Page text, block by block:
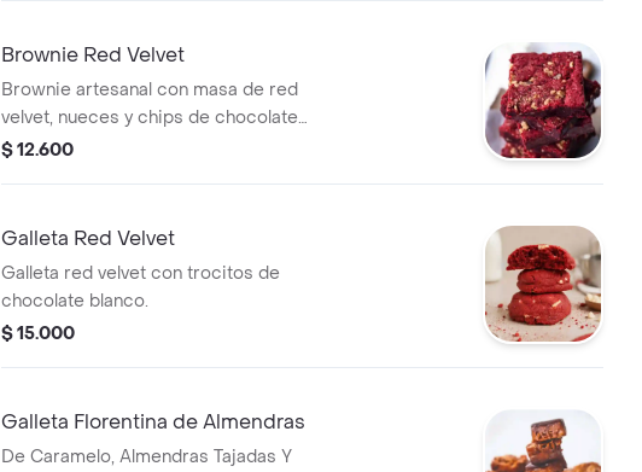
Brownie Red Velvet
Brownie artesanal con masa de red
velvet, nueces y chips de chocolate
blanco.
$ 12.600
Galleta Red Velvet
Galleta red velvet con trocitos de
chocolate blanco.
$ 15.000
Galleta Florentina de Almendras
De Caramelo, Almendras Tajadas Y